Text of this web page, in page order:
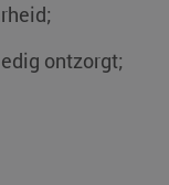
ontzorgt;